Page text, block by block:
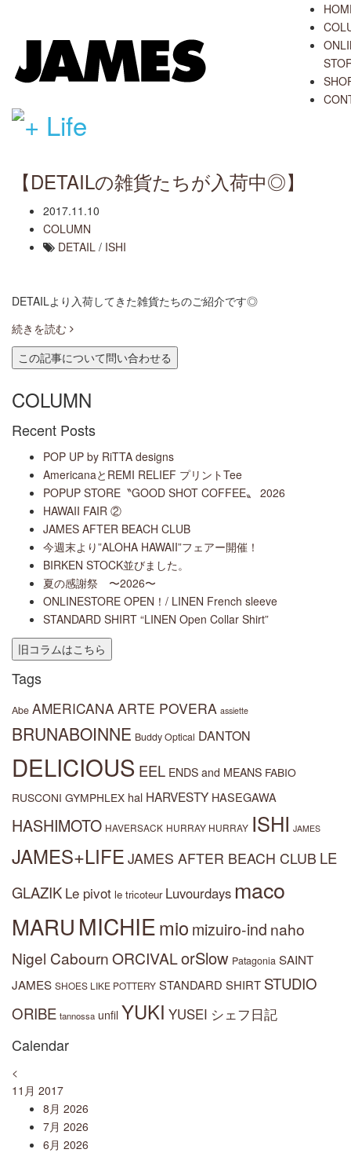
【DETAILの雑貨たちが入荷中◎】
2017.11.10
COLUMN
DETAIL / ISHI
DETAILより入荷してきた雑貨たちのご紹介です◎
続きを読む
COLUMN
Recent Posts
POP UP by RiTTA designs
AmericanaとREMI RELIEF プリントTee
POPUP STORE〝GOOD SHOT COFFEE〟 2026
HAWAII FAIR ②
JAMES AFTER BEACH CLUB
今週末より”ALOHA HAWAII”フェアー開催！
BIRKEN STOCK並びました。
夏の感謝祭 〜2026〜
ONLINESTORE OPEN！/ LINEN French sleeve
STANDARD SHIRT “LINEN Open Collar Shirt”
Tags
Abe AMERICANA ARTE POVERA assiette
BRUNABOINNE Buddy Optical DANTON
DELICIOUS EEL ENDS and MEANS FABIO
RUSCONI GYMPHLEX hal HARVESTY HASEGAWA
HASHIMOTO HAVERSACK HURRAY HURRAY ISHI JAMES
JAMES+LIFE JAMES AFTER BEACH CLUB LE
GLAZIK Le pivot le tricoteur Luvourdays maco
MARU MICHIEmio mizuiro-ind naho
Nigel CabournORCIVALorSlow Patagonia SAINT
JAMES SHOES LIKE POTTERY STANDARD SHIRT STUDIO
ORIBE tannossa unfil YUKI YUSEI シェフ日記
Calendar
<
11月 2017
8月 2026
7月 2026
6月 2026